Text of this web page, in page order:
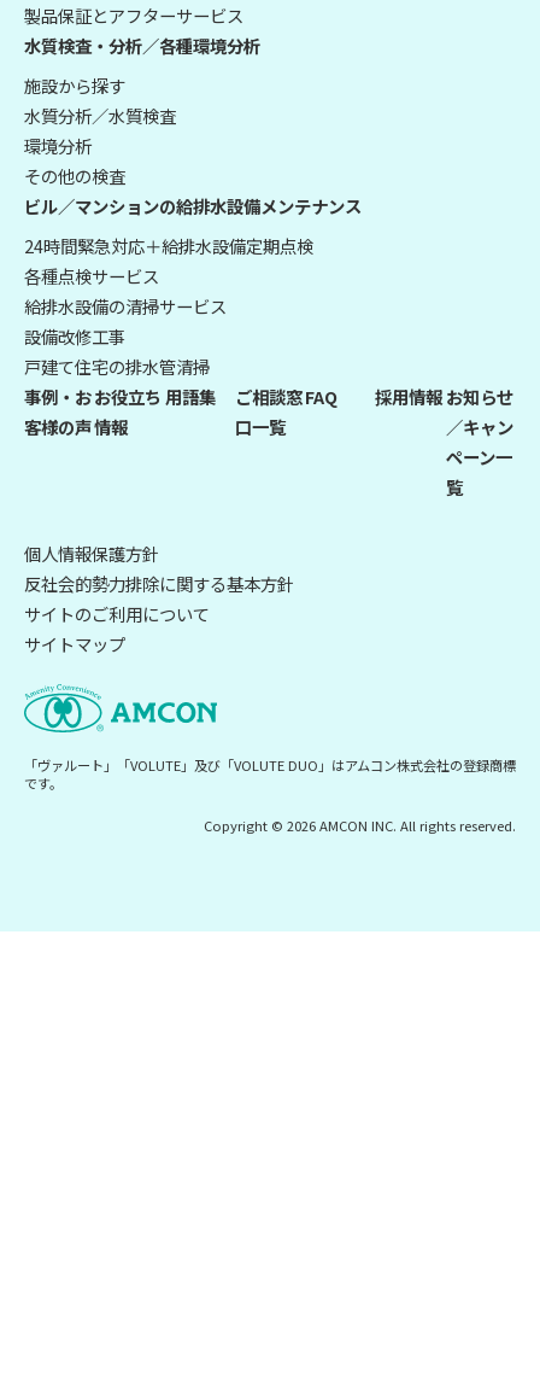
「ヴァルート」「VOLUTE」及び「VOLUTE DUO」はアムコン株式会社の登録商標
です。
製品保証とアフターサービス
水質検査・分析／各種環境分析
施設から探す
水質分析／水質検査
環境分析
その他の検査
ビル／マンションの給排水設備メンテナンス
24時間緊急対応＋給排水設備定期点検
各種点検サービス
給排水設備の清掃サービス
設備改修工事
戸建て住宅の排水管清掃
事例・お
客様の声
お役立ち
情報
用語集
ご相談窓
口一覧
FAQ 採用情報お知らせ
／キャン
ペーン一
覧
個人情報保護方針
反社会的勢力排除に関する基本方針
サイトのご利用について
サイトマップ
Copyright © 2026 AMCON INC. All rights reserved.